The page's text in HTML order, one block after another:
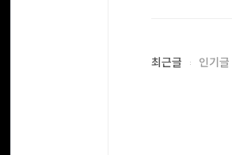
최근글 인기글